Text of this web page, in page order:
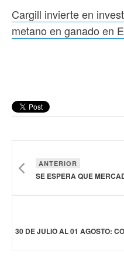
Cargill invierte en
metano en ganado en
ANTERIOR